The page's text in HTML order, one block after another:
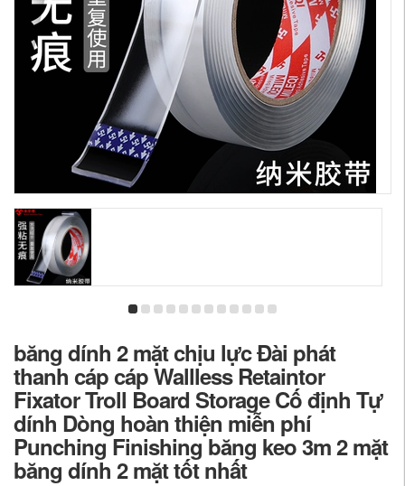
băng dính 2 mặt chịu lực Đài phát
thanh cáp cáp Wallless Retaintor
Fixator Troll Board Storage Cố định Tự
dính Dòng hoàn thiện miễn phí
Punching Finishing băng keo 3m 2 mặt
băng dính 2 mặt tốt nhất